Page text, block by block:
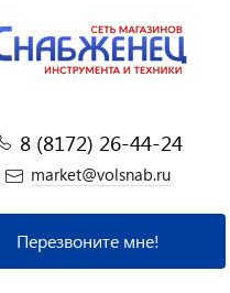
8 (8172) 26-44-24
market@volsnab.ru
Перезвоните мне!